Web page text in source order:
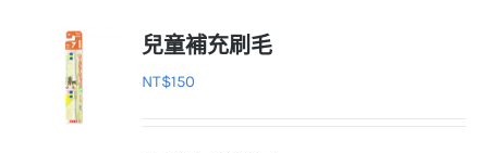
兒童補充刷毛
NT$150